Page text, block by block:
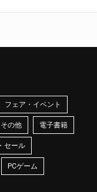
フェア・イベント
その他 電子書籍
セール
PCゲーム